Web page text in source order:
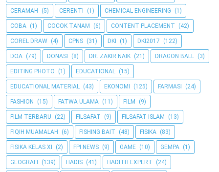
CERAMAH (5) CERENTI (1) CHEMICAL ENGINEERING (1)
COBA (1) COCOK TANAM (6) CONTENT PLACEMENT (42)
COREL DRAW (4) CPNS (31) DKI (1) DKI2017 (122)
DOA (79) DONASI (8) DR. ZAKIR NAIK (21) DRAGON BALL (3)
EDITING PHOTO (1) EDUCATIONAL (15)
EDUCATIONAL MATERIAL (43) EKONOMI (125) FARMASI (24)
FASHION (15) FATWA ULAMA (11) FILM (9)
FILM TERBARU (22) FILSAFAT (9) FILSAFAT ISLAM (13)
FIQIH MUAMALAH (6) FISHING BAIT (48) FISIKA (83)
FISIKA KELAS XI (2) FPI NEWS (9) GAME (10) GEMPA (1)
GEOGRAFI (139) HADIS (41) HADITH EXPERT (24)